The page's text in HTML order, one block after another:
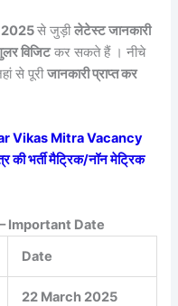
2025से जुड़ीलेटेस्ट जानकारी
विजिटकर सकते हैं । नीचे
से पूरीजानकारी प्राप्त कर
Vikas Mitra Vacancy
की भर्ती मैट्रिक/नॉन मेट्रिक
Important Date
Date
22 March 2025